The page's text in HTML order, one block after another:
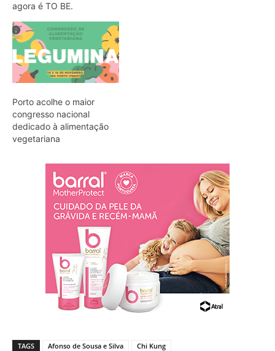
agora é TO BE.
Porto acolhe o maior
congresso nacional
dedicado à alimentação
vegetariana
TAGS Afonso de Sousa e Silva
Chi Kung